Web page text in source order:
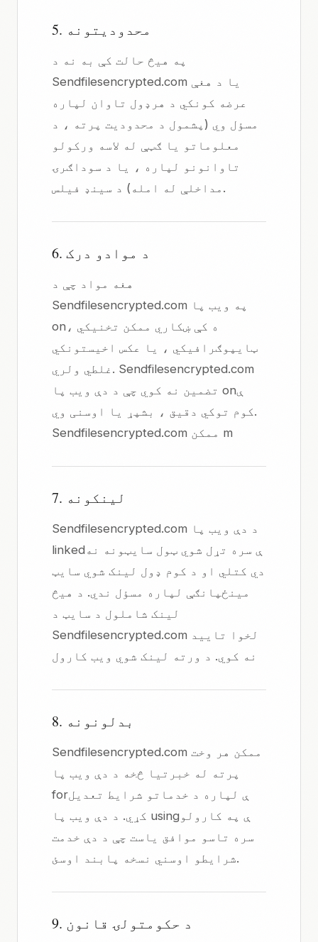
5. محدودیتونه
په هیڅ حالت کې به نه د
Sendfilesencrypted.com یا د هغې
عرضه کونکي د هرډول تاوان لپاره
مسؤل وي (پشمول د محدودیت پرته ، د
معلوماتو یا ګټې له لاسه ورکولو
تاوانونو لپاره ، یا د سوداګرۍ
مداخلې له امله) د سینډ فیلس.
6. د موادو درک
هغه مواد چې د
Sendfilesencrypted.com په ویب پا
onه کې ښکاري ممکن تخنیکي ،
ټایپوګرافیکي ، یا عکس اخیستونکي
غلطي ولري. Sendfilesencrypted.com
تضمین نه کوي چې د دې ویب پا onې
کوم توکي دقیق ، بشپړ یا اوسنی وي.
Sendfilesencrypted.com ممکن m
7. لینکونه
Sendfilesencrypted.com د دې ویب پا
linkedې سره تړل شوي ټول سایټونه نه
دي کتلي او د کوم ډول لینک شوي سایټ
مینځپانګې لپاره مسؤل ندي. د هیڅ
لینک شاملول د سایټ د
Sendfilesencrypted.com لخوا تایید
نه کوي. د ورته لینک شوي ویب کارول
8. بدلونونه
Sendfilesencrypted.com ممکن هر وخت
پرته له خبرتیا څخه د دې ویب پا
forې لپاره د خدماتو شرایط تعدیل
کړي. د دې ویب پا usingې په کارولو
سره تاسو موافق یاست چې د دې خدمت
شرایطو اوسني نسخه پابند اوسئ.
9. د حکومتولۍ قانون